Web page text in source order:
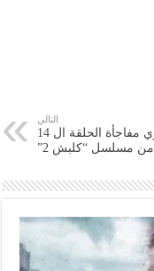
التالي
ماجد المصري مفاجأة الحلقة ال 14
من مسلسل “كلبش 2”